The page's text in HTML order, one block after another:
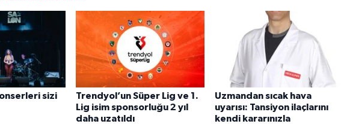
sizi
Trendyol’un Süper Lig ve 1.
Lig isim sponsorluğu 2 yıl
daha uzatıldı
Uzmandan sıcak hava
uyarısı: Tansiyon ilaçlarını
kendi kararınızla